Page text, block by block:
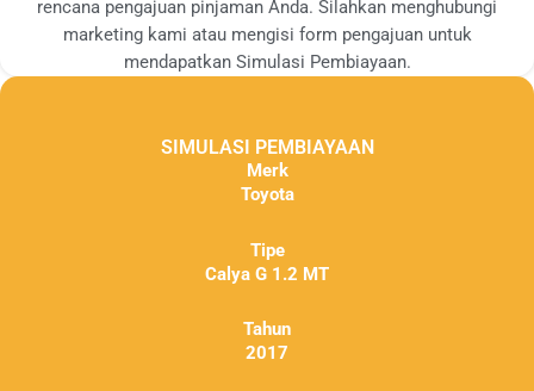
rencana pengajuan pinjaman Anda. Silahkan menghubungi
marketing kami atau mengisi form pengajuan untuk
mendapatkan Simulasi Pembiayaan.
SIMULASI PEMBIAYAAN
Merk
Toyota
Tipe
Calya G 1.2 MT
Tahun
2017